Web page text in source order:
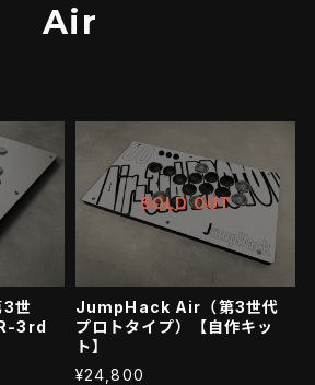
Air
世
3rd
SOLD OUT
JumpHack Air（第3世代
プロトタイプ）【自作キッ
ト】
¥24,800